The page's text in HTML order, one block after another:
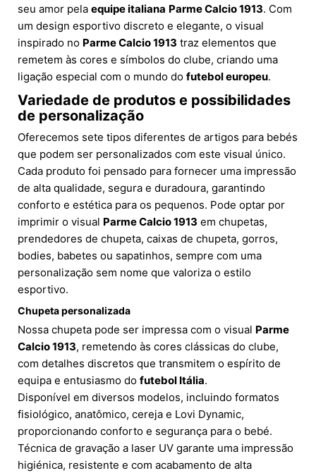
seu amor pela equipe italiana Parme Calcio 1913. Com
um design esportivo discreto e elegante, o visual
inspirado no Parme Calcio 1913 traz elementos que
remetem às cores e símbolos do clube, criando uma
ligação especial com o mundo do futebol europeu.
Variedade de produtos e possibilidades
de personalização
Oferecemos sete tipos diferentes de artigos para bebés
que podem ser personalizados com este visual único.
Cada produto foi pensado para fornecer uma impressão
de alta qualidade, segura e duradoura, garantindo
conforto e estética para os pequenos. Pode optar por
imprimir o visual Parme Calcio 1913 em chupetas,
prendedores de chupeta, caixas de chupeta, gorros,
bodies, babetes ou sapatinhos, sempre com uma
personalização sem nome que valoriza o estilo
esportivo.
Chupeta personalizada
Nossa chupeta pode ser impressa com o visual Parme
Calcio 1913, remetendo às cores clássicas do clube,
com detalhes discretos que transmitem o espírito de
equipa e entusiasmo do futebol Itália.
Disponível em diversos modelos, incluindo formatos
fisiológico, anatômico, cereja e Lovi Dynamic,
proporcionando conforto e segurança para o bebé.
Técnica de gravação a laser UV garante uma impressão
higiénica, resistente e com acabamento de alta